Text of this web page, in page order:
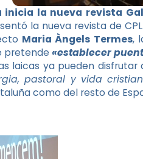
la nueva revista
la nueva revista de
Maria Àngels Termes,
pretende «establecer
laicas ya pueden
pastoral y vida
como del resto de